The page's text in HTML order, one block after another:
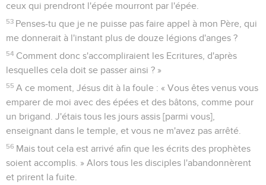
ceux qui prendront l'épée mourront par l'épée.
53 Penses-tu que je ne puisse pas faire appel à mon Père, qui
me donnerait à l'instant plus de douze légions d'anges ?
54 Comment donc s'accompliraient les Ecritures, d'après
lesquelles cela doit se passer ainsi ? »
55 A ce moment, Jésus dit à la foule : « Vous êtes venus vous
emparer de moi avec des épées et des bâtons, comme pour
un brigand. J'étais tous les jours assis [parmi vous],
enseignant dans le temple, et vous ne m'avez pas arrêté.
56 Mais tout cela est arrivé afin que les écrits des prophètes
soient accomplis. » Alors tous les disciples l'abandonnèrent
et prirent la fuite.